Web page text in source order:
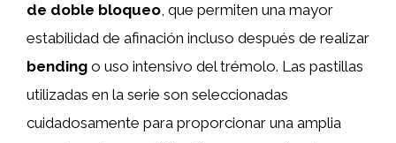
de doble bloqueo, que permiten una mayor
estabilidad de afinación incluso después de realizar
bending o uso intensivo del trémolo. Las pastillas
utilizadas en la serie son seleccionadas
cuidadosamente para proporcionar una amplia